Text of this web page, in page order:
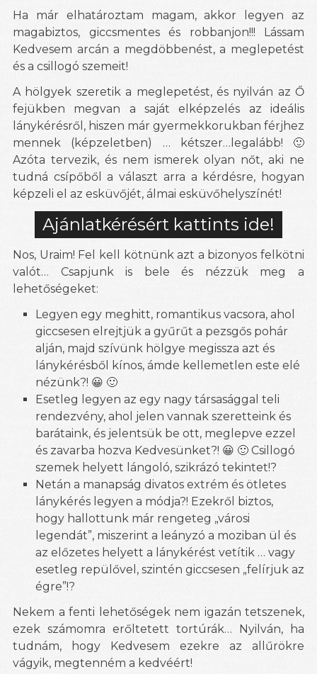
Ha már elhatároztam magam, akkor legyen az
magabiztos, giccsmentes és robbanjon!!! Lássam
Kedvesem arcán a megdöbbenést, a meglepetést
és a csillogó szemeit!
A hölgyek szeretik a meglepetést, és nyilván az Ő
fejükben megvan a saját elképzelés az ideális
lánykérésről, hiszen már gyermekkorukban férjhez
mennek (képzeletben) … kétszer…legalább! 🙂
Azóta tervezik, és nem ismerek olyan nőt, aki ne
tudná csípőből a választ arra a kérdésre, hogyan
képzeli el az esküvőjét, álmai esküvőhelyszínét!
Ajánlatkérésért kattints ide!
Nos, Uraim! Fel kell kötnünk azt a bizonyos felkötni
valót… Csapjunk is bele és nézzük meg a
lehetőségeket:
Legyen egy meghitt, romantikus vacsora, ahol
giccsesen elrejtjük a gyűrűt a pezsgős pohár
alján, majd szívünk hölgye megissza azt és
lánykérésből kínos, ámde kellemetlen este elé
nézünk?! 😀 🙂
Esetleg legyen az egy nagy társasággal teli
rendezvény, ahol jelen vannak szeretteink és
barátaink, és jelentsük be ott, meglepve ezzel
és zavarba hozva Kedvesünket?! 😀 🙂 Csillogó
szemek helyett lángoló, szikrázó tekintet!?
Netán a manapság divatos extrém és ötletes
lánykérés legyen a módja?! Ezekről biztos,
hogy hallottunk már rengeteg „városi
legendát”, miszerint a leányzó a moziban ül és
az előzetes helyett a lánykérést vetítik … vagy
esetleg repülővel, szintén giccsesen „felírjuk az
égre”!?
Nekem a fenti lehetőségek nem igazán tetszenek,
ezek számomra erőltetett tortúrák… Nyilván, ha
tudnám, hogy Kedvesem ezekre az allűrökre
vágyik, megtenném a kedvéért!